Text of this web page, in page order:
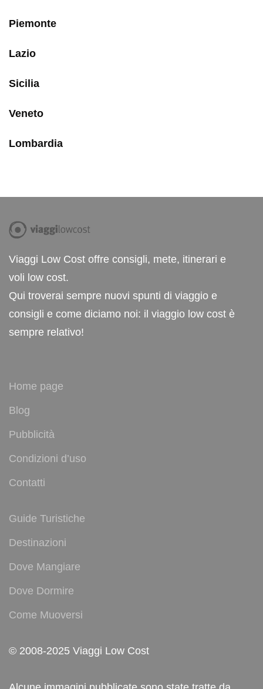
Piemonte
Lazio
Sicilia
Veneto
Lombardia
Viaggi Low Cost offre consigli, mete, itinerari e
voli low cost.
Qui troverai sempre nuovi spunti di viaggio e
consigli e come diciamo noi: il viaggio low cost è
sempre relativo!
Home page
Blog
Pubblicità
Condizioni d’uso
Contatti
Guide Turistiche
Destinazioni
Dove Mangiare
Dove Dormire
Come Muoversi
© 2008-2025 Viaggi Low Cost